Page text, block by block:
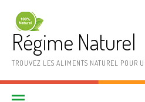
Régime Naturel
TROUVEZ LES ALIMENTS NATUREL POUR